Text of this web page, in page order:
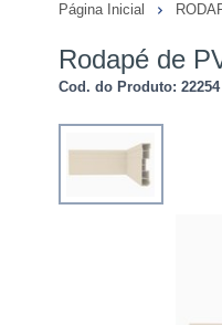
Página Inicial
Rodapé de
Cod. do Produto: 22254